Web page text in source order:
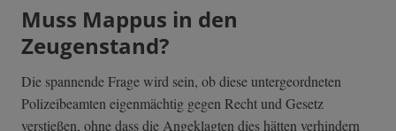
Muss Mappus in den
Zeugenstand?
Die spannende Frage wird sein, ob diese untergeordneten
Polizeibeamten eigenmächtig gegen Recht und Gesetz
verstießen, ohne dass die Angeklagten dies hätten verhindern